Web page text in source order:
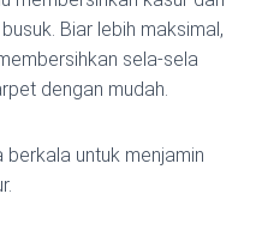
Biar lebih maksimal,
sela-sela
dengan mudah.
untuk menjamin